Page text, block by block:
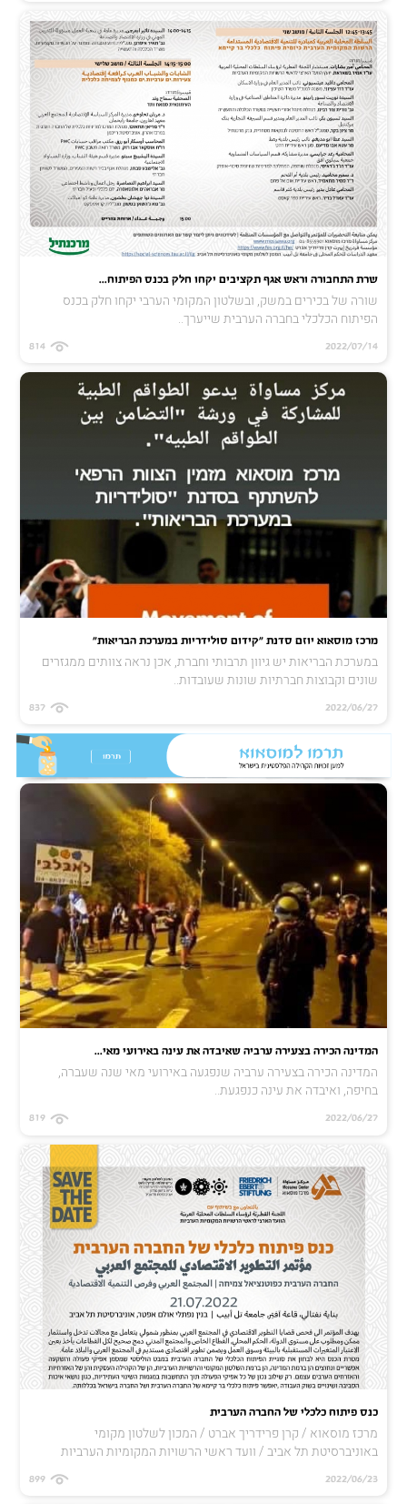
שרת התחבורה וראש אגף תקציבים יקחו חלק בכנס הפיתוח...
שורה של בכירים במשק, ובשלטון המקומי הערבי יקחו חלק בכנס
הפיתוח הכלכלי בחברה הערבית שייערך..
2022/07/14
מרכז מוסאוא יוזם סדנת "קידום סולידריות במערכת הבריאות"
במערכת הבריאות יש גיוון תרבותי וחברת, אכן נראה צוותים ממגזרים
שונים וקבוצות חברתיות שונות שעובדות..
2022/06/27
המדינה הכירה בצעירה ערביה שאיבדה את עינה באירועי מאי...
המדינה הכירה בצעירה ערביה שנפגעה באירועי מאי שנה שעברה,
בחיפה, ואיבדה את עינה כנפגעת..
2022/06/27
כנס פיתוח כלכלי של החברה הערבית
מרכז מוסאוא / קרן פרידריך אברט / המכון לשלטון מקומי
באוניברסיטת תל אביב / וועד ראשי הרשויות המקומיות הערביות
2022/06/23